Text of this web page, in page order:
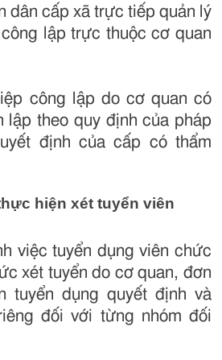
dân cấp xã trực tiếp quản lý
lập trực thuộc cơ quan
công lập do cơ quan có
lập theo quy định của pháp
định của cấp có thẩm
hiện xét tuyển viên
việc tuyển dụng viên chức
xét tuyển do cơ quan, đơn
tuyển dụng quyết định và
đối với từng nhóm đối